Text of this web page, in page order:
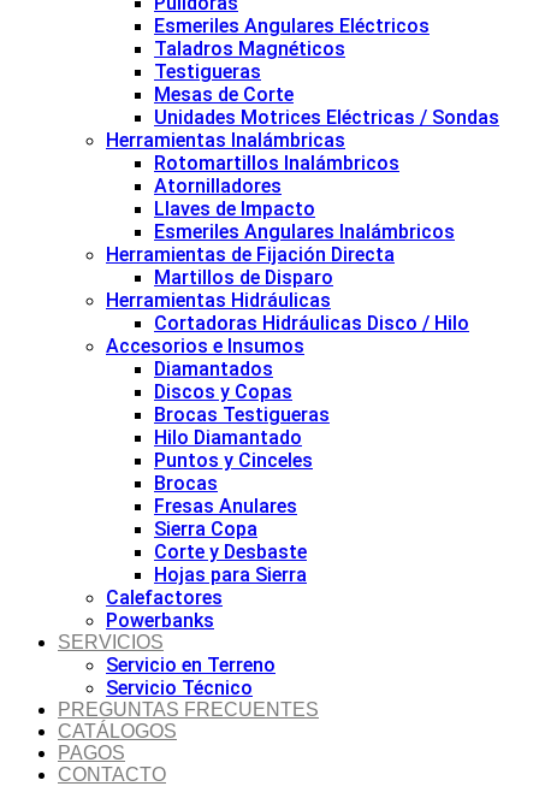
Esmeriles Angulares Eléctricos
Taladros Magnéticos
Testigueras
Mesas de Corte
Unidades Motrices Eléctricas / Sondas
Herramientas Inalámbricas
Rotomartillos Inalámbricos
Atornilladores
Llaves de Impacto
Esmeriles Angulares Inalámbricos
Herramientas de Fijación Directa
Martillos de Disparo
Herramientas Hidráulicas
Cortadoras Hidráulicas Disco / Hilo
Accesorios e Insumos
Diamantados
Discos y Copas
Brocas Testigueras
Hilo Diamantado
Puntos y Cinceles
Brocas
Fresas Anulares
Sierra Copa
Corte y Desbaste
Hojas para Sierra
Calefactores
Powerbanks
SERVICIOS
Servicio en Terreno
Servicio Técnico
PREGUNTAS FRECUENTES
CATÁLOGOS
PAGOS
CONTACTO